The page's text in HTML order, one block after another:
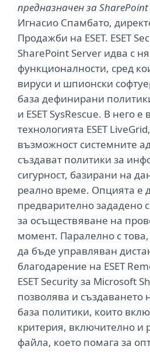
предназначен за
Игнасио Спамбато,
Продажби на ESET. ESET
SharePoint Server идва с
функционалности, сред
вируси и шпионски
база дефинирани
и ESET SysRescue. В него е
технологията ESET
възможност системните
създават политики за
сигурност, базирани на
реално време. Опцията е
предварително зададено
за осъществяване на
момент. Паралелно с
да бъде управляван
благодарение на ESET
ESET Security за Microsoft
позволява и създаването
база политики, които
критерия, включително и
файла, което помага за